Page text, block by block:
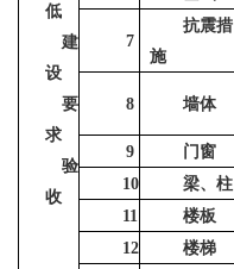
低
建
设
要
求
验
收
7
抗震措
施
8 墙体
9 门窗
10 梁、柱
11 楼板
12 楼梯